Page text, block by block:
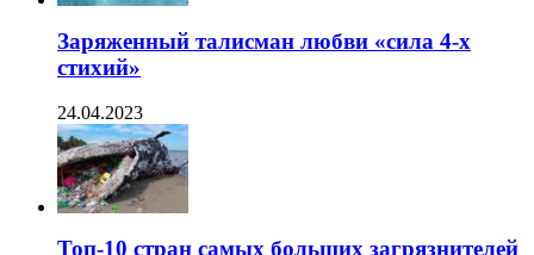
Заряженный талисман любви «сила 4-х
стихий»
24.04.2023
Топ-10 стран самых больших загрязнителей